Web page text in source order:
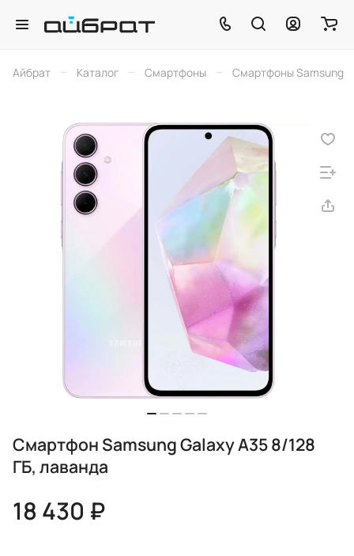
Айбрат – Каталог – Смартфоны – Смартфоны Samsung
Смартфон Samsung Galaxy A35 8/128
ГБ, лаванда
18 430 ₽